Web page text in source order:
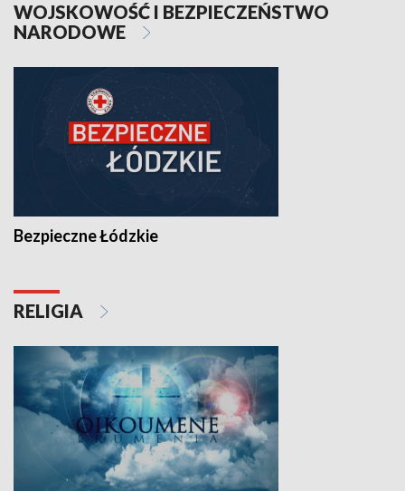
WOJSKOWOŚĆ I BEZPIECZEŃSTWO
NARODOWE
Bezpieczne Łódzkie
RELIGIA